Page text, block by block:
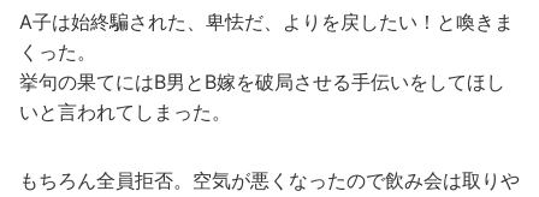
A子は始終騙された、卑怯だ、よりを戻したい！と喚きま
くった。
挙句の果てにはB男とB嫁を破局させる手伝いをしてほし
いと言われてしまった。
もちろん全員拒否。空気が悪くなったので飲み会は取りや